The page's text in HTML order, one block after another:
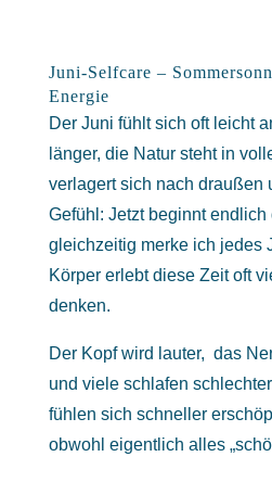
Juni-Selfcare –
Energie
Der Juni fühlt sich oft leicht
länger, die Natur steht in
verlagert sich nach draußen
Gefühl: Jetzt beginnt endlich
gleichzeitig merke ich jedes
Körper erlebt diese Zeit oft
denken.
Der Kopf wird lauter, das
und viele schlafen
fühlen sich schneller
obwohl eigentlich alles